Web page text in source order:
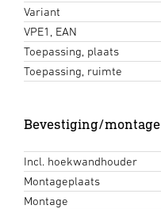
Variant
VPE1, EAN
Toepassing, plaats
Toepassing, ruimte
Bevestiging/montage
Incl. hoekwandhouder
Montageplaats
Montage